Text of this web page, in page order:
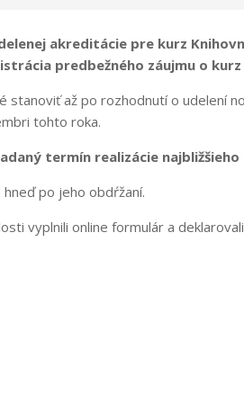
akreditácie pre kurz
predbežného záujmu o
stanoviť až po rozhodnutí o udelení
tohto roka.
termín realizácie
po jeho obdŕžaní.
vyplnili online formulár a